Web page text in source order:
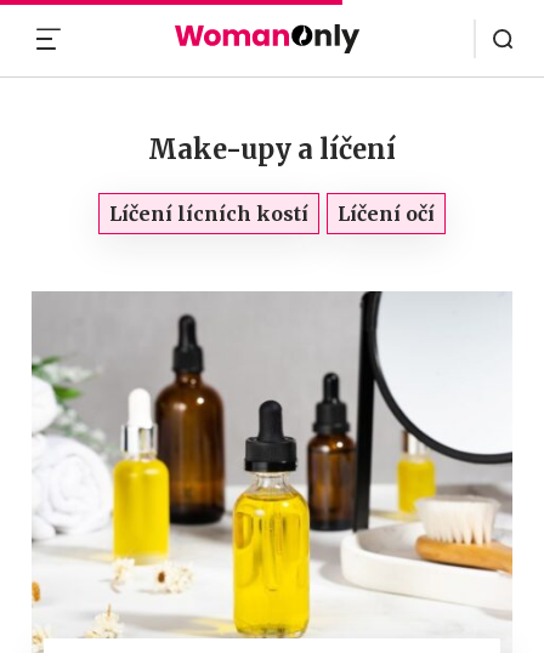
Make-upy a líčení
Líčení lícních kostí Líčení očí